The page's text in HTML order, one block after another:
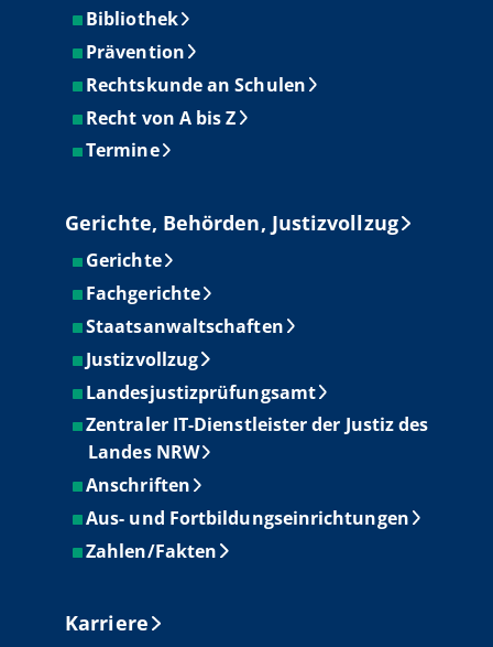
Bibliothek
Prävention
Rechtskunde an Schulen
Recht von A bis Z
Termine
Gerichte, Behörden, Justizvollzug
Gerichte
Fachgerichte
Staatsanwaltschaften
Justizvollzug
Landesjustizprüfungsamt
Zentraler IT-Dienstleister der Justiz des
Landes NRW
Anschriften
Aus- und Fortbildungseinrichtungen
Zahlen/Fakten
Karriere